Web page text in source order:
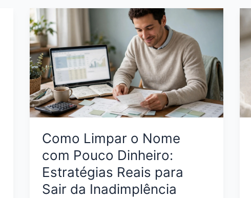
do
Cartão
de
Crédito:
Passo
a
Passo
para
Pagar
e
Sair
do
Vermelho
Como Limpar o Nome
com Pouco Dinheiro:
Estratégias Reais para
Sair da Inadimplência